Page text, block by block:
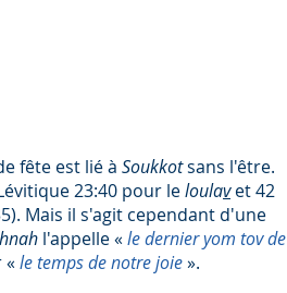
fête est lié à Soukkotsans l'être.
23:40 pour leloulav et 42
Mais il s'agit cependant d'une
l'appelle «le dernier yom tov de
«le temps de notre joie».